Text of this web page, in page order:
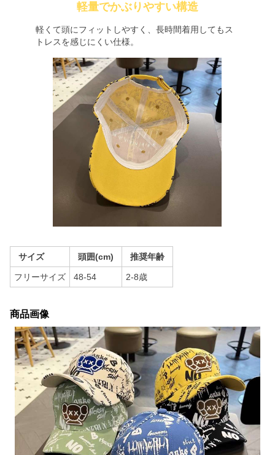
軽量でかぶりやすい構造
軽くて頭にフィットしやすく、長時間着用してもス
トレスを感じにくい仕様。
サイズ 頭囲(cm) 推奨年齢
フリーサイズ 48-54 2-8歳
商品画像